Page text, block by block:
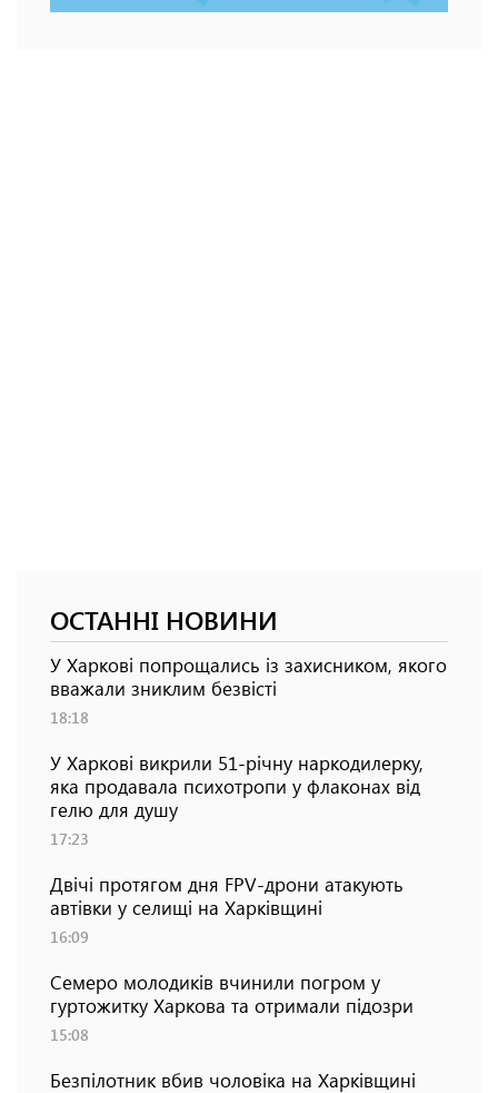
ОСТАННІ НОВИНИ
У Харкові попрощались із захисником, якого
вважали зниклим безвісті
18:18
У Харкові викрили 51-річну наркодилерку,
яка продавала психотропи у флаконах від
гелю для душу
17:23
Двічі протягом дня FPV-дрони атакують
автівки у селищі на Харківщині
16:09
Семеро молодиків вчинили погром у
гуртожитку Харкова та отримали підозри
15:08
Безпілотник вбив чоловіка на Харківщині